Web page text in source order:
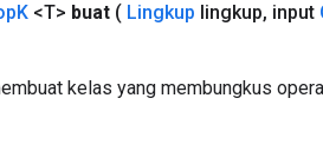
K <T> buat ( Lingkup lingkup, input
kelas yang membungkus